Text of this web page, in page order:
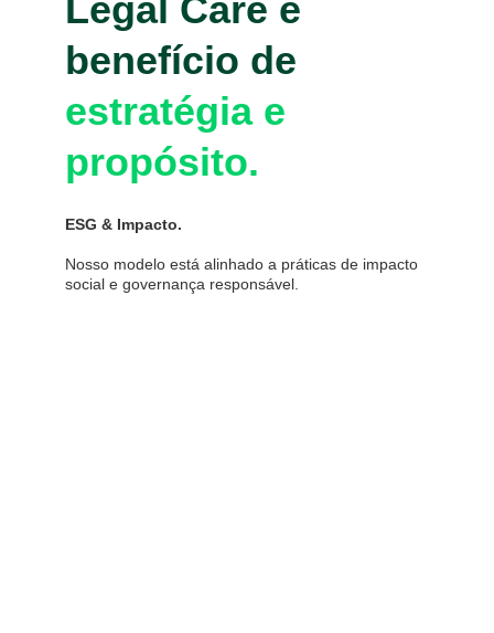
Legal Care é
benefício de
estratégia e
propósito.
ESG & Impacto.
Nosso modelo está alinhado a práticas de impacto
social e governança responsável.